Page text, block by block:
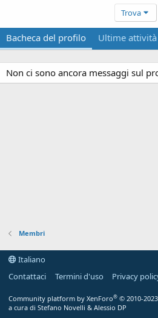
Trova
Bacheca del profilo Ultime attività
Non ci sono ancora messaggi sul
Membri
Italiano
Contattaci
Termini d'uso Privacy
Community platform by XenForo® © 2010-
a cura di Stefano Novelli & Alessio DP